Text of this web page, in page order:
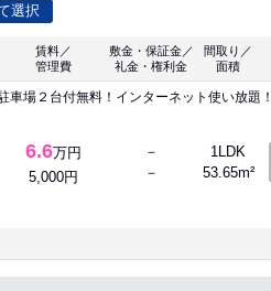
選択
賃料／
管理費
敷金・保証金／
礼金・権利金
間取り／
面積
車場２台付無料！インターネット使い放題！
6.6万円
5,000円
－
－
1LDK
53.65m²